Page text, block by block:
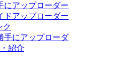
にアップローダー
ドアップローダー
ク
手にアップローダ
紹介